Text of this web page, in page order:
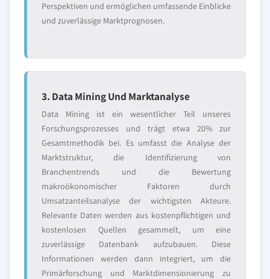
Perspektiven und ermöglichen umfassende Einblicke
und zuverlässige Marktprognosen.
3. Data Mining Und Marktanalyse
Data Mining ist ein wesentlicher Teil unseres
Forschungsprozesses und trägt etwa 20% zur
Gesamtmethodik bei. Es umfasst die Analyse der
Marktstruktur, die Identifizierung von
Branchentrends und die Bewertung
makroökonomischer Faktoren durch
Umsatzanteilsanalyse der wichtigsten Akteure.
Relevante Daten werden aus kostenpflichtigen und
kostenlosen Quellen gesammelt, um eine
zuverlässige Datenbank aufzubauen. Diese
Informationen werden dann integriert, um die
Primärforschung und Marktdimensionierung zu